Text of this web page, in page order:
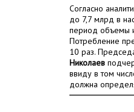
Согласно
до 7,7 млрд в
период объемы
Потребление
10 раз.
Николаев
ввиду в том
должна